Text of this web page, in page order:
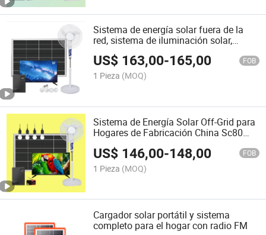
Sistema de energía solar fuera de la
red, sistema de iluminación solar,
sistema solar para el hogar para uso en
exteriores e interiores 30W 50W 60W
80W 100W 120W 150W 180W
US$ 163,00-165,00 FOB
1 Pieza (MOQ)
Sistema de Energía Solar Off-Grid para
Hogares de Fabricación China Sc80
con Televisor, Ventilador, Bombillas y
Radio Popular en Países Africanos
US$ 146,00-148,00 FOB
1 Pieza (MOQ)
Cargador solar portátil y sistema
completo para el hogar con radio FM